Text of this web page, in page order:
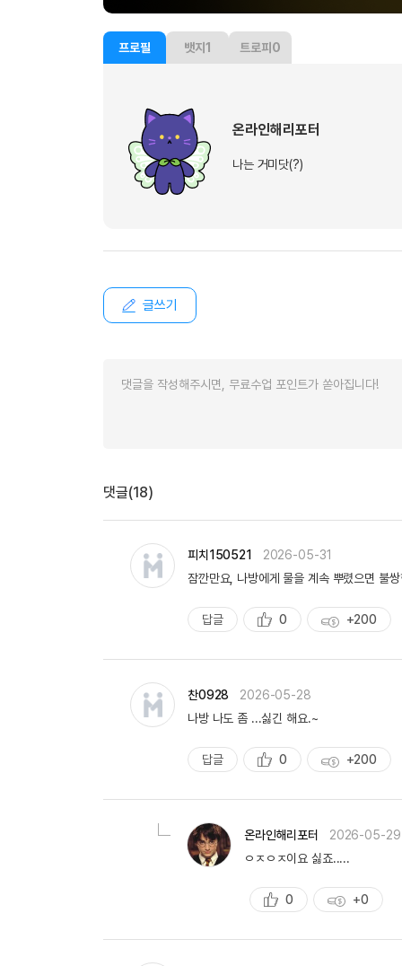
[도전]이디엄퀴즈
[도전]어휘퀴즈새글
[도전]어휘퀴즈
[도전]어휘퀴즈
[도전]어휘퀴즈
[도전]어휘퀴즈
[도전]어휘퀴즈
유용한영어표현
유용한영어표현
유용한영어표현
프로필 뱃지1 트로피0
온라인해리포터
나는 거미닷(?)
글쓰기
댓글(18)
피치150521
2026-05-31
잠깐만요, 나방에게 물을 계속 뿌렸으면 불
답글
추
천
0
획
득
+200
찬0928
2026-05-28
나방 나도 좀 ...싫긴 해요.~
답글
추
천
0
획
득
+200
온라인해리포터
2026-05-29
ㅇㅈㅇㅈ이요 싫죠.....
추
천
0
획
득
+0